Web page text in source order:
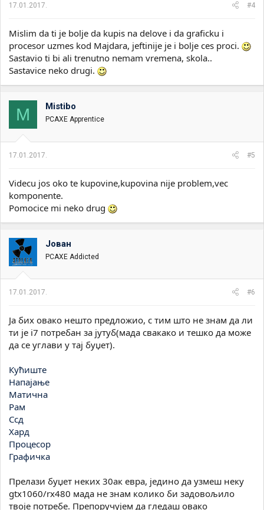
17.01.2017. #4
Mislim da ti je bolje da kupis na delove i da graficku i
procesor uzmes kod Majdara, jeftinije je i bolje ces proci.
Sastavio ti bi ali trenutno nemam vremena, skola..
Sastavice neko drugi.
M Mistibo
PCAXE Apprentice
17.01.2017. #5
Videcu jos oko te kupovine,kupovina nije problem,vec
komponente.
Pomocice mi neko drug
Јован
PCAXE Addicted
17.01.2017. #6
Ја бих овако нешто предложио, с тим што не знам да ли
ти је i7 потребан за јутуб(мада свакако и тешко да може
да се углави у тај буџет).
Кућиште
Напајање
Матична
Рам
Ссд
Хард
Процесор
Графичка
Прелази буџет неких 30ак евра, једино да узмеш неку
gtx1060/rx480 мадa не знам колико би задовољило
твоје потребе. Препоручујем да гледаш овако